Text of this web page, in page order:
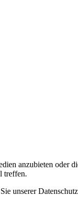
anzubieten oder
treffen.
unserer